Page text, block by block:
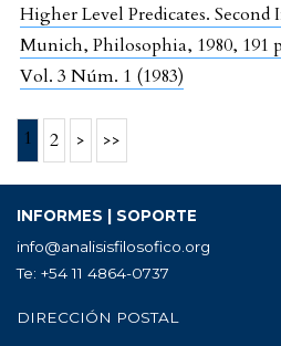
Higher Level Predicates.
Munich, Philosophia, 1980, 191
Vol. 3 Núm. 1 (1983)
1 2 > >>
INFORMES | SOPORTE
info@analisisfilosofico.org
Te: +54 11 4864-0737
DIRECCIÓN POSTAL